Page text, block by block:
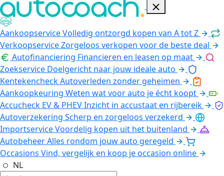
AankoopserviceVolledig ontzorgd kopen van A tot Z
VerkoopserviceZorgeloos verkopen voor de beste deal
Autofinanciering Financieren en leasen op maat
Zoekservice Doelgericht naar jouw ideale auto
KentekencheckAutoverleden zonder geheimen
Aankoopkeuring Weten wat voor auto je écht koopt
Accucheck EV & PHEVInzicht in accustaat en rijbereik
Autoverzekering Scherp en zorgeloos verzekerd
ImportserviceVoordelig kopen uit het buitenland
AutobeheerAlles rondom jouw auto geregeld
Occasions Vind, vergelijk en koop je occasion online
NL